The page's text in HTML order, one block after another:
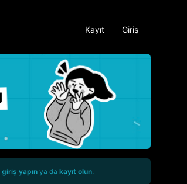
Kayıt Giriş
giriş yapın ya da kayıt olun.